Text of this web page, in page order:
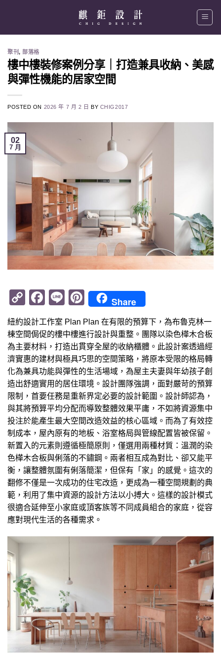
聚刊,部落格
樓中樓裝修案例分享｜打造兼具收納、美感
與彈性機能的居家空間
POSTED ON 2026 年 7 月 2 日 BY CHIG2017
02
7 月
Copy
Link
Facebook
LinePinterest
Share
紐約設計工作室 Plan Plan 在有限的預算下，為布魯克林一
棟空間侷促的樓中樓進行設計與重整。團隊以染色樺木合板
為主要材料，打造出貫穿全屋的收納櫃體。此設計案透過經
濟實惠的建材與極具巧思的空間策略，將原本受限的格局轉
化為兼具功能與彈性的生活場域，為屋主夫妻與年幼孩子創
造出舒適實用的居住環境。設計團隊強調，面對嚴苛的預算
限制，首要任務是重新界定必要的設計範圍。設計師認為，
與其將預算平均分配而導致整體效果平庸，不如將資源集中
投注於能產生最大空間改造效益的核心區域。而為了有效控
制成本，屋內原有的地板、浴室格局與管線配置皆被保留。
新置入的元素則遵循極簡原則，僅選用兩種材質：溫潤的染
色樺木合板與俐落的不鏽鋼。兩者相互成為對比、卻又能平
衡，讓整體氛圍有俐落簡潔，但保有「家」的感覺。這次的
翻修不僅是一次成功的住宅改造，更成為一種空間規劃的典
範，利用了集中資源的設計方法以小搏大。這樣的設計模式
很適合延伸至小家庭或頂客族等不同成員組合的家庭，從容
應對現代生活的各種需求。